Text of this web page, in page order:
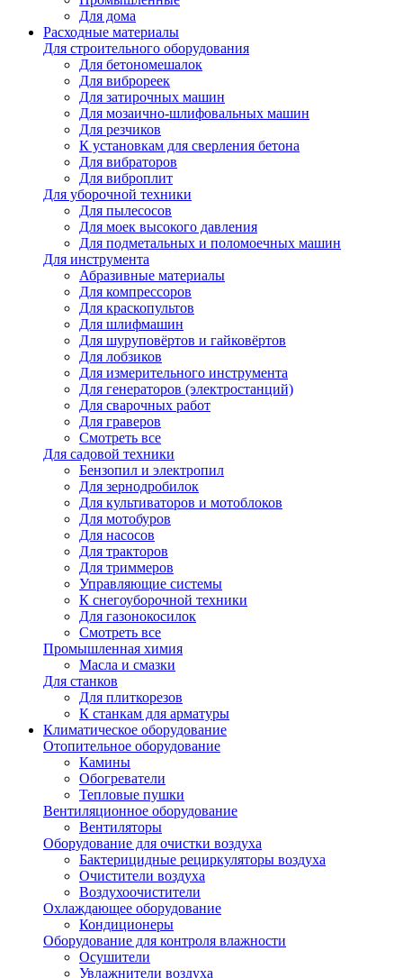
Для дома
Расходные материалы
Для строительного оборудования
Для бетономешалок
Для виброреек
Для затирочных машин
Для мозаично-шлифовальных машин
Для резчиков
К установкам для сверления бетона
Для вибраторов
Для виброплит
Для уборочной техники
Для пылесосов
Для моек высокого давления
Для подметальных и поломоечных машин
Для инструмента
Абразивные материалы
Для компрессоров
Для краскопультов
Для шлифмашин
Для шуруповёртов и гайковёртов
Для лобзиков
Для измерительного инструмента
Для генераторов (электростанций)
Для сварочных работ
Для граверов
Смотреть все
Для садовой техники
Бензопил и электропил
Для зернодробилок
Для культиваторов и мотоблоков
Для мотобуров
Для насосов
Для тракторов
Для триммеров
Управляющие системы
К снегоуборочной техники
Для газонокосилок
Смотреть все
Промышленная химия
Масла и смазки
Для станков
Для плиткорезов
К станкам для арматуры
Климатическое оборудование
Отопительное оборудование
Камины
Обогреватели
Тепловые пушки
Вентиляционное оборудование
Вентиляторы
Оборудование для очистки воздуха
Бактерицидные рециркуляторы воздуха
Очистители воздуха
Воздухоочистители
Охлаждающее оборудование
Кондиционеры
Оборудование для контроля влажности
Осушители
Увлажнители воздуха